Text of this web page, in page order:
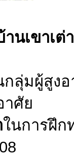
นเขาเต่
ลุ่มผู้สูงอ
าศัย
ในการฝึก